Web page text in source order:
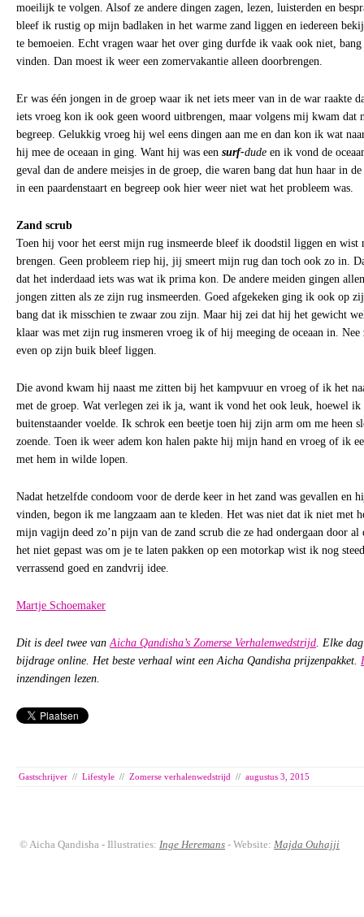
moeilijk te volgen. Alsof ze andere dingen zagen, lezen, luisterden en
bleef ik rustig op mijn badlaken in het warme zand liggen en iedereen
te bemoeien. Echt vragen waar het over ging durfde ik vaak ook niet, bang
vinden. Dan moest ik weer een zomervakantie alleen doorbrengen.
Er was één jongen in de groep waar ik net iets meer van in de war raakte
iets vroeg kon ik ook geen woord uitbrengen, maar volgens mij kwam dat
begreep. Gelukkig vroeg hij wel eens dingen aan me en dan kon ik wat
hij mee de oceaan in ging. Want hij was een surf-dude en ik vond de
geval dan de andere meisjes in de groep, die waren bang dat hun haar in
in een paardenstaart en begreep ook hier weer niet wat het probleem was.
Zand scrub
Toen hij voor het eerst mijn rug insmeerde bleef ik doodstil liggen en wist
brengen. Geen probleem riep hij, jij smeert mijn rug dan toch ook zo in.
dat het inderdaad iets was wat ik prima kon. De andere meiden gingen
jongen zitten als ze zijn rug insmeerden. Goed afgekeken ging ik ook op
bang dat ik misschien te zwaar zou zijn. Maar hij zei dat hij het gewicht
klaar was met zijn rug insmeren vroeg ik of hij meeging de oceaan in.
even op zijn buik bleef liggen.
Die avond kwam hij naast me zitten bij het kampvuur en vroeg of ik het
met de groep. Wat verlegen zei ik ja, want ik vond het ook leuk, hoewel ik
buitenstaander voelde. Ik schrok een beetje toen hij zijn arm om me heen
zoende. Toen ik weer adem kon halen pakte hij mijn hand en vroeg of ik
met hem in wilde lopen.
Nadat hetzelfde condoom voor de derde keer in het zand was gevallen en
vinden, begon ik me langzaam aan te kleden. Het was niet dat ik niet met
mijn vagijn deed zo’n pijn van de zand scrub die ze had ondergaan door
het niet gepast was om je te laten pakken op een motorkap wist ik nog
verrassend goed en zandvrij idee.
Martje Schoemaker
Dit is deel twee van Aicha Qandisha’s Zomerse Verhalenwedstrijd . Elke
bijdrage online. Het beste verhaal wint een Aicha Qandisha prijzenpakket.
inzendingen lezen.
Gastschrijver // Lifestyle // Zomerse verhalenwedstrijd // augustus 3, 2015
© Aicha Qandisha - Illustraties: Inge Heremans - Website: Majda Ouhajji